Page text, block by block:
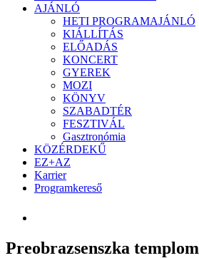
AJÁNLÓ
HETI PROGRAMAJÁNLÓ
KIÁLLÍTÁS
ELŐADÁS
KONCERT
GYEREK
MOZI
KÖNYV
SZABADTÉR
FESZTIVÁL
Gasztronómia
KÖZÉRDEKŰ
EZ+AZ
Karrier
Programkereső
Preobrazsenszka templom